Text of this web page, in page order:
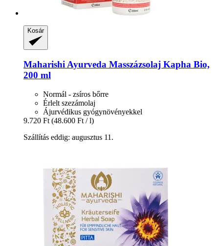
Kosár
Maharishi Ayurveda Masszázsolaj Kapha Bio,
200 ml
Normál - zsíros bőrre
Érlelt szezámolaj
Ájurvédikus gyógynövényekkel
9.720 Ft (48.600 Ft / l)
Szállítás eddig: augusztus 11.